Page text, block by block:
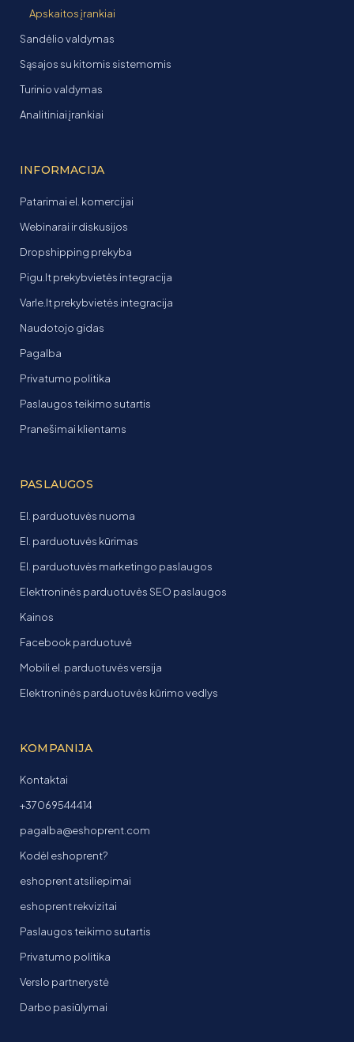
Apskaitos įrankiai
Sandėlio valdymas
Sąsajos su kitomis sistemomis
Turinio valdymas
Analitiniai įrankiai
INFORMACIJA
Patarimai el. komercijai
Webinarai ir diskusijos
Dropshipping prekyba
Pigu.lt prekybvietės integracija
Varle.lt prekybvietės integracija
Naudotojo gidas
Pagalba
Privatumo politika
Paslaugos teikimo sutartis
Pranešimai klientams
PASLAUGOS
El. parduotuvės nuoma
El. parduotuvės kūrimas
El. parduotuvės marketingo paslaugos
Elektroninės parduotuvės SEO paslaugos
Kainos
Facebook parduotuvė
Mobili el. parduotuvės versija
Elektroninės parduotuvės kūrimo vedlys
KOMPANIJA
Kontaktai
+37069544414
pagalba@eshoprent.com
Kodėl eshoprent?
eshoprent atsiliepimai
eshoprent rekvizitai
Paslaugos teikimo sutartis
Privatumo politika
Verslo partnerystė
Darbo pasiūlymai